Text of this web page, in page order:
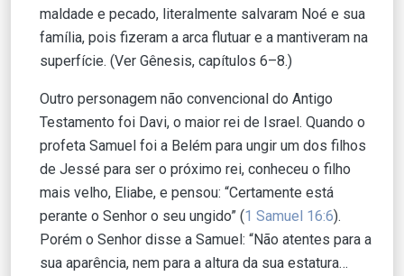
maldade e pecado, literalmente salvaram Noé e sua
família, pois fizeram a arca flutuar e a mantiveram na
superfície. (Ver Gênesis, capítulos 6–8.)
Outro personagem não convencional do Antigo
Testamento foi Davi, o maior rei de Israel. Quando o
profeta Samuel foi a Belém para ungir um dos filhos
de Jessé para ser o próximo rei, conheceu o filho
mais velho, Eliabe, e pensou: “Certamente está
perante o Senhor o seu ungido” (1 Samuel 16:6).
Porém o Senhor disse a Samuel: “Não atentes para a
sua aparência, nem para a altura da sua estatura…